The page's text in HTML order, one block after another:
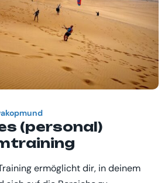
(personal)
ermöglicht dir, in deinem